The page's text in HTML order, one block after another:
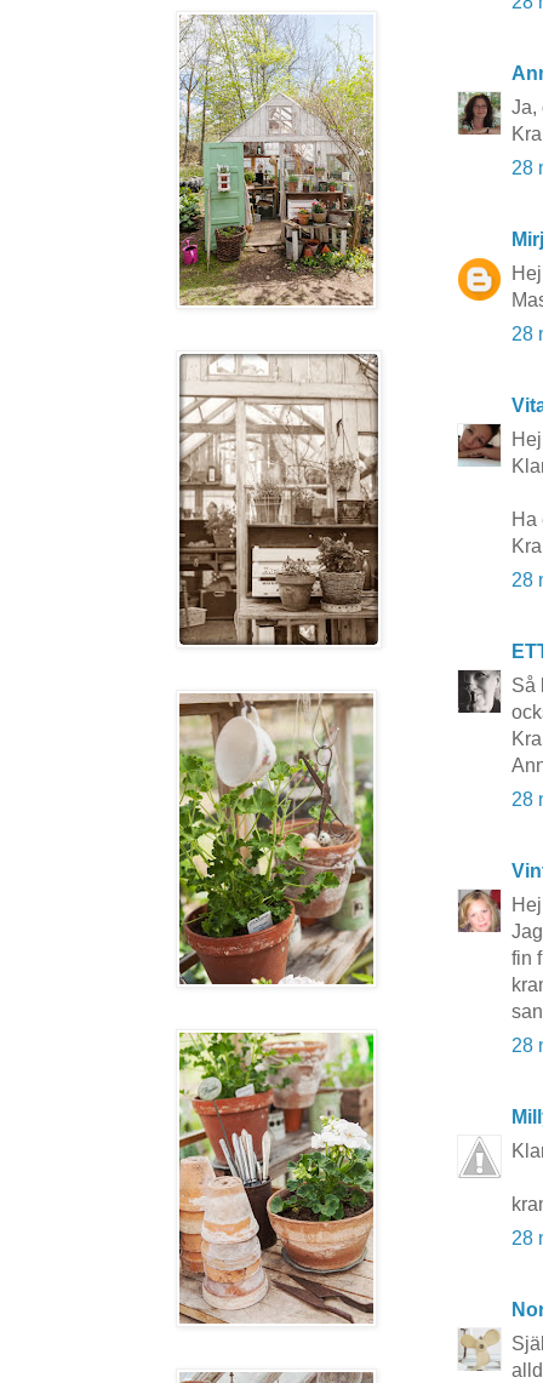
Ja,
28
28
Ha
28
Så
28
Hej
fin
28
28